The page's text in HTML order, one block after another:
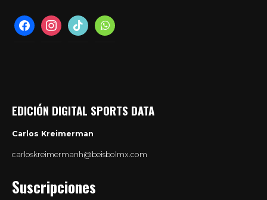
facebookinstagramtiktok whatsapp
EDICIÓN DIGITAL SPORTS DATA
Carlos Kreimerman
carloskreimermanh@beisbolmx.com
Suscripciones